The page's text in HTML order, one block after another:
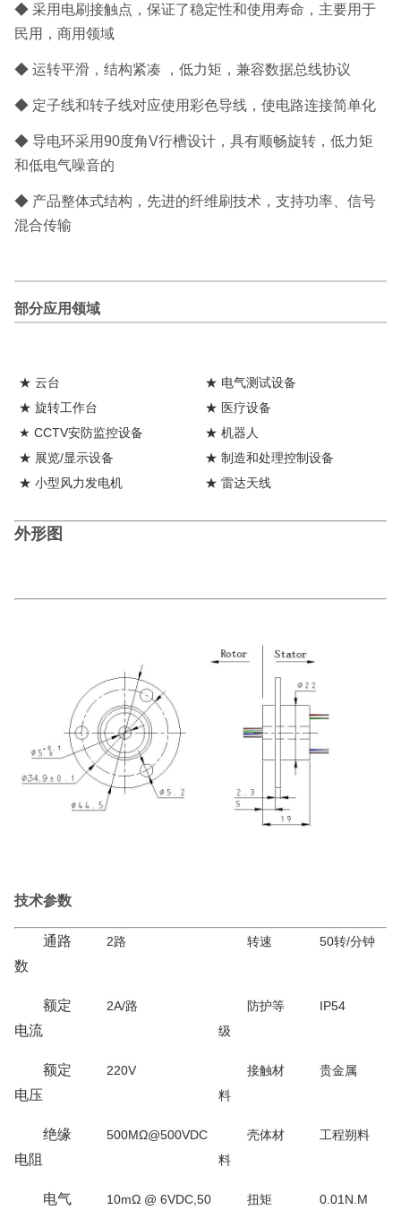
◆ 采用电刷接触点，保证了稳定性和使用寿命，主要用于
民用，商用领域
◆ 运转平滑，结构紧凑 ，低力矩，兼容数据总线协议
◆ 定子线和转子线对应使用彩色导线，使电路连接简单化
◆ 导电环采用90度角V行槽设计，具有顺畅旋转，低力矩
和低电气噪音的
◆ 产品整体式结构，先进的纤维刷技术，支持功率、信号
混合传输
部分应用领域
★ 云台
★ 电气测试设备
★ 旋转工作台
★ 医疗设备
★ CCTV安防监控设备
★ 机器人
★ 展览/显示设备
★ 制造和处理控制设备
★ 小型风力发电机
★ 雷达天线
外形图
技术参数
通路
数
2路 转速 50转/分钟
额定
电流
2A/路
防护等
级
IP54
额定
电压
220V
接触材
料
贵金属
绝缘
电阻
500MΩ@500VDC
壳体材
料
工程朔料
电气
10mΩ @ 6VDC,50
扭矩 0.01N.M